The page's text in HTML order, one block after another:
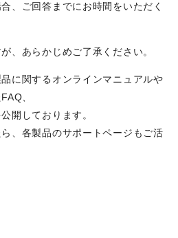
、ご回答までにお時間をいただく
、あらかじめご了承ください。
に関するオンラインマニュアルや
、
開しております。
、各製品のサポートページもご活